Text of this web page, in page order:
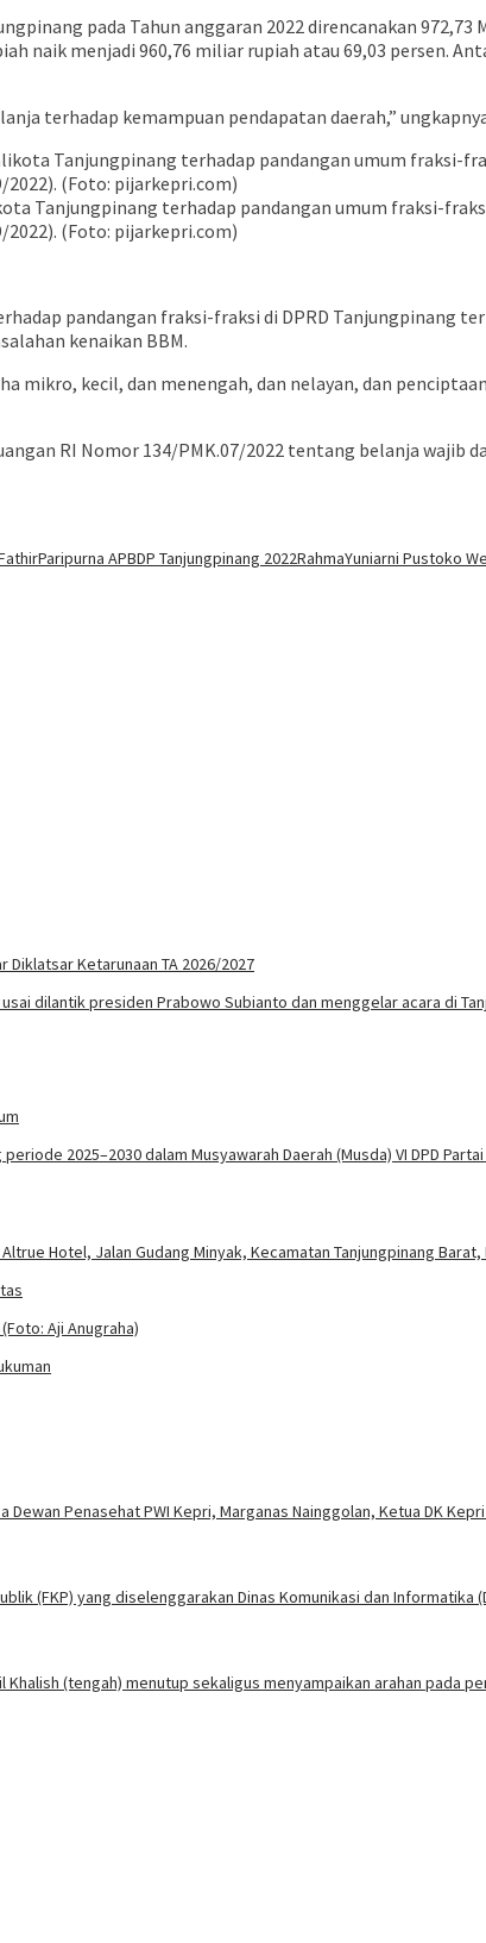
pada Tahun anggaran 2022 direncanakan
naik menjadi 960,76 miliar rupiah atau 69,03 persen.
terhadap kemampuan pendapatan daerah,”
Tanjungpinang terhadap pandangan umum fraksi-
2022). (Foto: pijarkepri.com)
pandangan fraksi-fraksi di DPRD Tanjungpinang
kenaikan BBM.
mikro, kecil, dan menengah, dan nelayan, dan
RI Nomor 134/PMK.07/2022 tentang belanja wajib
Paripurna APBDP Tanjungpinang 2022RahmaYuniarni Pustoko
Diklatsar Ketarunaan TA 2026/2027